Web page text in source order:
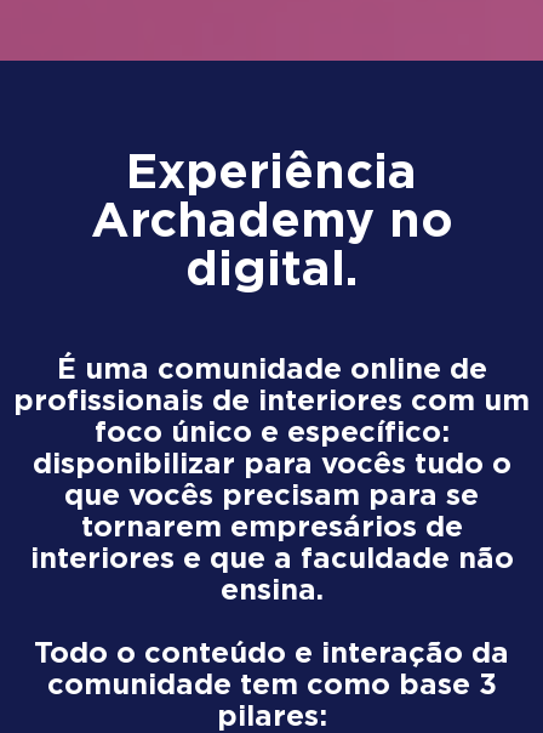
Experiência
Archademy no
digital.
É uma comunidade online de
profissionais de interiores com um
foco único e específico:
disponibilizar para vocês tudo o
que vocês precisam para se
tornarem empresários de
interiores e que a faculdade não
ensina.
Todo o conteúdo e interação da
comunidade tem como base 3
pilares: